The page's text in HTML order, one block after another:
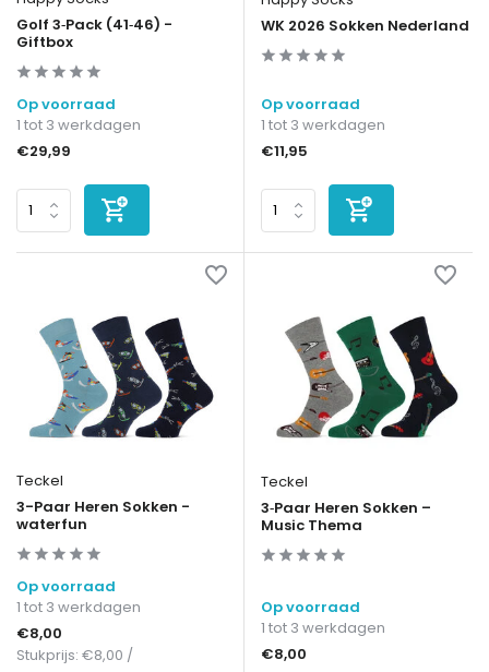
Golf 3‑Pack (41‑46) -
Giftbox
Op voorraad
1 tot 3 werkdagen
€29,99
WK 2026 Sokken Nederland
Op voorraad
1 tot 3 werkdagen
€11,95
Teckel
3-Paar Heren Sokken -
waterfun
Op voorraad
1 tot 3 werkdagen
€8,00
Stukprijs: €8,00 /
Teckel
3‑Paar Heren Sokken –
Music Thema
Op voorraad
1 tot 3 werkdagen
€8,00